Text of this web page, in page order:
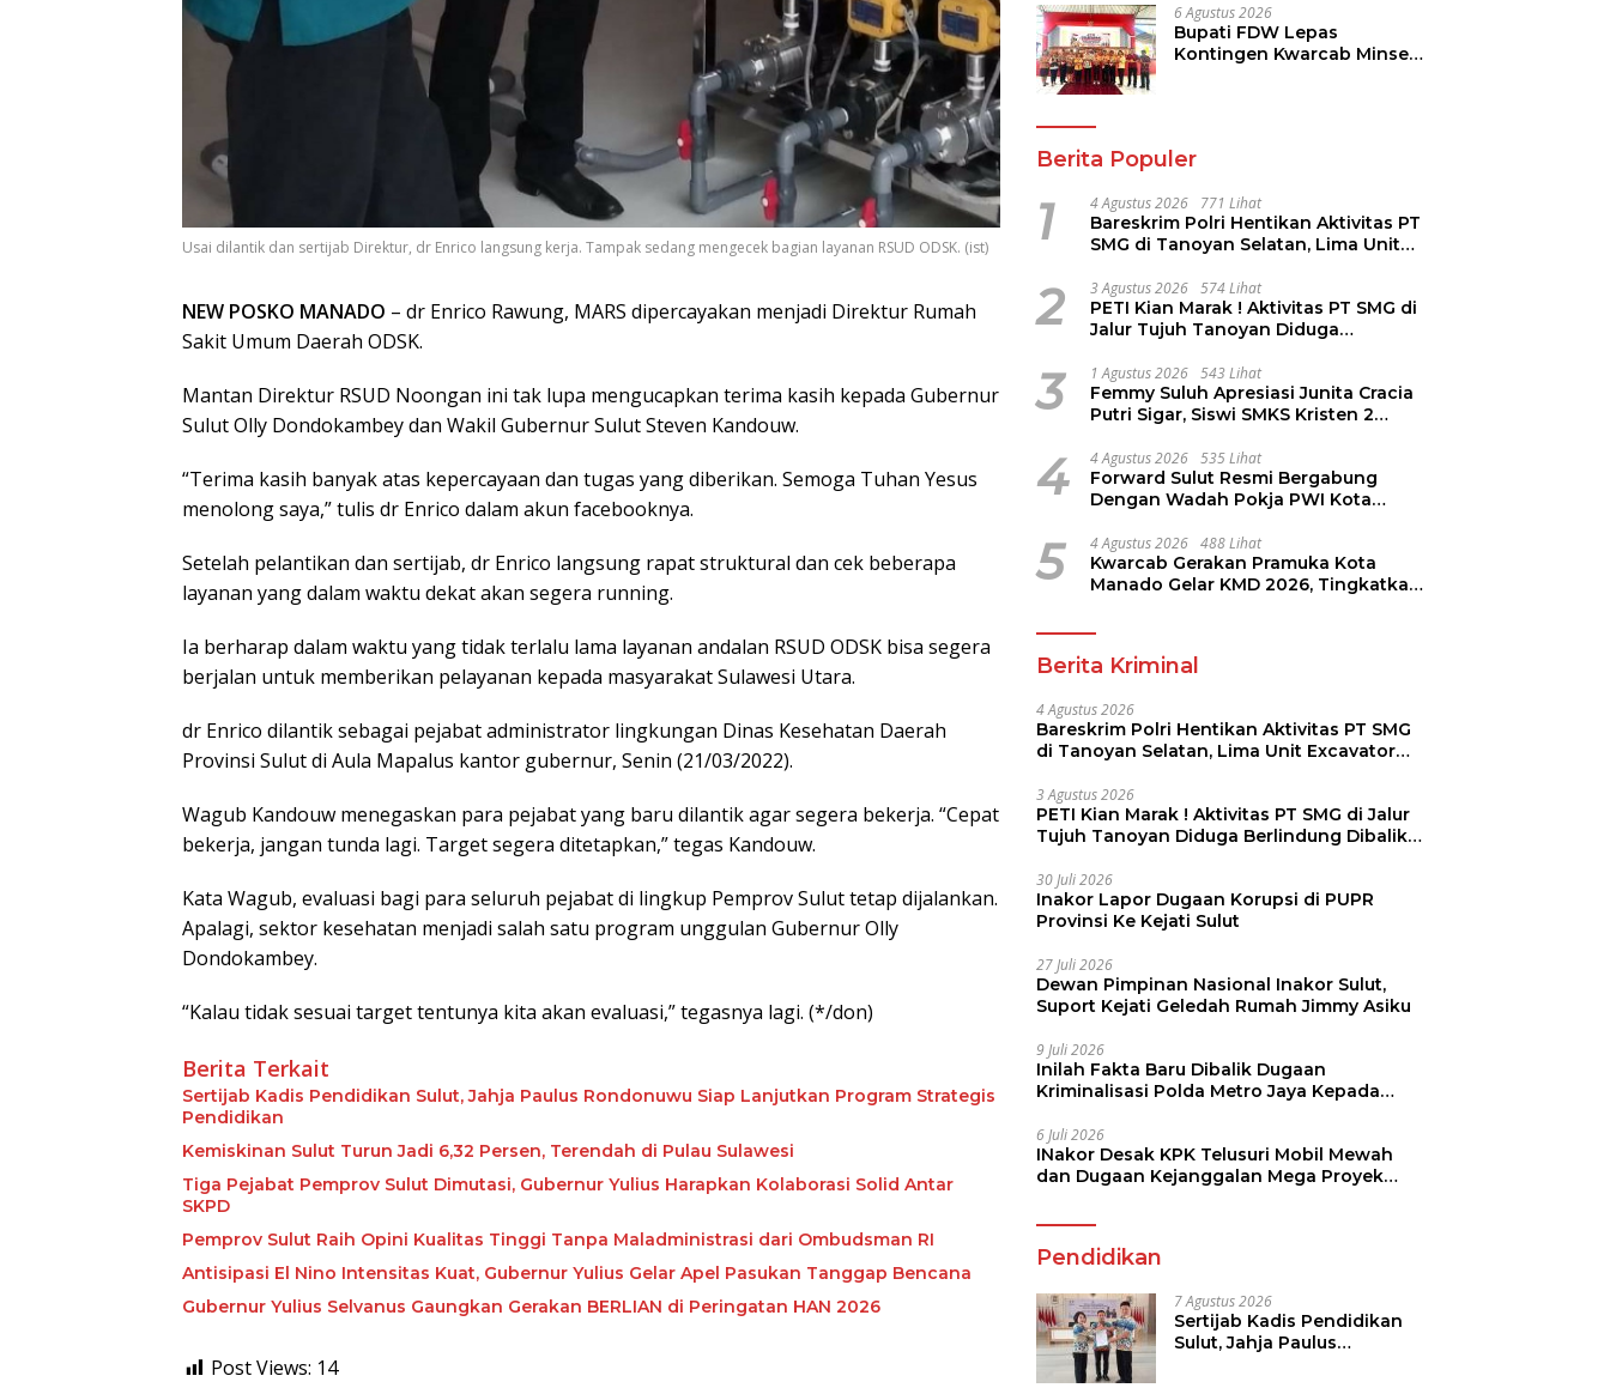
Usai dilantik dan sertijab Direktur, dr Enrico langsung kerja. Tampak sedang mengecek bagian layanan RSUD ODSK. (ist)
NEW POSKO MANADO – dr Enrico Rawung, MARS dipercayakan menjadi Direktur Rumah
Sakit Umum Daerah ODSK.
Mantan Direktur RSUD Noongan ini tak lupa mengucapkan terima kasih kepada Gubernur
Sulut Olly Dondokambey dan Wakil Gubernur Sulut Steven Kandouw.
“Terima kasih banyak atas kepercayaan dan tugas yang diberikan. Semoga Tuhan Yesus
menolong saya,” tulis dr Enrico dalam akun facebooknya.
Setelah pelantikan dan sertijab, dr Enrico langsung rapat struktural dan cek beberapa
layanan yang dalam waktu dekat akan segera running.
Ia berharap dalam waktu yang tidak terlalu lama layanan andalan RSUD ODSK bisa segera
berjalan untuk memberikan pelayanan kepada masyarakat Sulawesi Utara.
dr Enrico dilantik sebagai pejabat administrator lingkungan Dinas Kesehatan Daerah
Provinsi Sulut di Aula Mapalus kantor gubernur, Senin (21/03/2022).
Wagub Kandouw menegaskan para pejabat yang baru dilantik agar segera bekerja. “Cepat
bekerja, jangan tunda lagi. Target segera ditetapkan,” tegas Kandouw.
Kata Wagub, evaluasi bagi para seluruh pejabat di lingkup Pemprov Sulut tetap dijalankan.
Apalagi, sektor kesehatan menjadi salah satu program unggulan Gubernur Olly
Dondokambey.
“Kalau tidak sesuai target tentunya kita akan evaluasi,” tegasnya lagi. (*/don)
Berita Terkait
Sertijab Kadis Pendidikan Sulut, Jahja Paulus Rondonuwu Siap Lanjutkan Program Strategis
Pendidikan
Kemiskinan Sulut Turun Jadi 6,32 Persen, Terendah di Pulau Sulawesi
Tiga Pejabat Pemprov Sulut Dimutasi, Gubernur Yulius Harapkan Kolaborasi Solid Antar
SKPD
Pemprov Sulut Raih Opini Kualitas Tinggi Tanpa Maladministrasi dari Ombudsman RI
Antisipasi El Nino Intensitas Kuat, Gubernur Yulius Gelar Apel Pasukan Tanggap Bencana
Gubernur Yulius Selvanus Gaungkan Gerakan BERLIAN di Peringatan HAN 2026
Post Views: 14
Pendidikan
6 Agustus 2026
Bupati FDW Lepas
Kontingen Kwarcab Minsel,
Berita Populer
1 4 Agustus 2026 771 Lihat
Bareskrim Polri Hentikan Aktivitas PT
SMG di Tanoyan Selatan, Lima Unit
2 3 Agustus 2026 574 Lihat
PETI Kian Marak ! Aktivitas PT SMG di
Jalur Tujuh Tanoyan Diduga
3 1 Agustus 2026 543 Lihat
Femmy Suluh Apresiasi Junita Cracia
Putri Sigar, Siswi SMKS Kristen 2
Dikmen Nasional 2026
4 4 Agustus 2026 535 Lihat
Forward Sulut Resmi Bergabung
Dengan Wadah Pokja PWI Kota
5 4 Agustus 2026 488 Lihat
Kwarcab Gerakan Pramuka Kota
Manado Gelar KMD 2026, Tingkatkan
Pramuka
Berita Kriminal
4 Agustus 2026
Bareskrim Polri Hentikan Aktivitas PT SMG
di Tanoyan Selatan, Lima Unit Excavator
3 Agustus 2026
PETI Kian Marak ! Aktivitas PT SMG di Jalur
Tujuh Tanoyan Diduga Berlindung Dibalik
30 Juli 2026
Inakor Lapor Dugaan Korupsi di PUPR
Provinsi Ke Kejati Sulut
27 Juli 2026
Dewan Pimpinan Nasional Inakor Sulut,
Suport Kejati Geledah Rumah Jimmy Asiku
9 Juli 2026
Inilah Fakta Baru Dibalik Dugaan
Kriminalisasi Polda Metro Jaya Kepada
6 Juli 2026
INakor Desak KPK Telusuri Mobil Mewah
dan Dugaan Kejanggalan Mega Proyek
Pendidikan
7 Agustus 2026
Sertijab Kadis Pendidikan
Sulut, Jahja Paulus